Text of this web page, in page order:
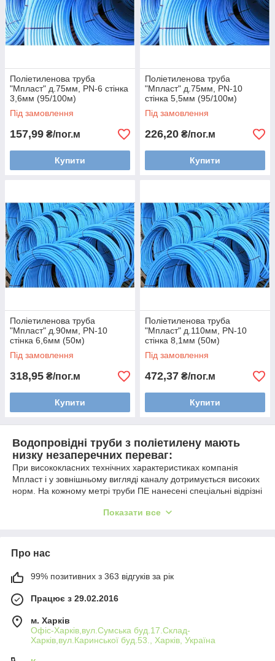
Поліетиленова труба
"Мпласт" д.75мм, PN-6 стінка
3,6мм (95/100м)
Під замовлення
157,99 ₴/пог.м
Купити
Поліетиленова труба
"Мпласт" д.75мм, PN-10
стінка 5,5мм (95/100м)
Під замовлення
226,20 ₴/пог.м
Купити
Поліетиленова труба
"Мпласт" д.90мм, PN-10
стінка 6,6мм (50м)
Під замовлення
318,95 ₴/пог.м
Купити
Поліетиленова труба
"Мпласт" д.110мм, PN-10
стінка 8,1мм (50м)
Під замовлення
472,37 ₴/пог.м
Купити
Водопровідні труби з поліетилену мають
низку незаперечних переваг:
При висококласних технічних характеристиках компанія
Мпласт і у зовнішньому вигляді каналу дотримується високих
норм. На кожному метрі труби ПЕ нанесені спеціальні відрізні
низку інших пріоритетних якостей:
- довгостроковий термін служби (понад 50 років);
ціною та швидкістю;
відсутні;
Поліетиленові труби позиціонуються як лідери у своєму
секторі на світовому ринку. Завдяки високим технічним
якостям їх використовують практично в кожній країні земної
Показати все
Про нас
99% позитивних з 363 відгуків за рік
Працює з 29.02.2016
м. Харків
Офіс-Харків,вул.Сумська буд.17.Склад-
Харків,вул.Каринської буд.53., Харків, Україна